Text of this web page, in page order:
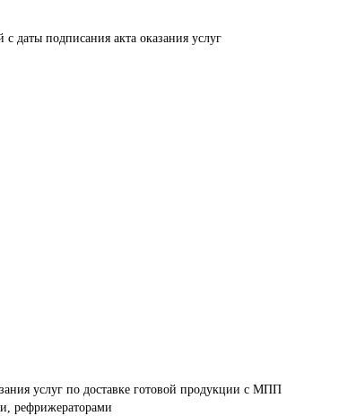
даты подписания акта оказания услуг
услуг по доставке готовой продукции с МПП
рефрижераторами